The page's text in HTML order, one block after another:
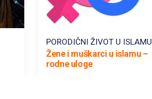
PORODIČNI ŽIVOT U ISLAMU
Žene i muškarci u islamu –
rodne uloge